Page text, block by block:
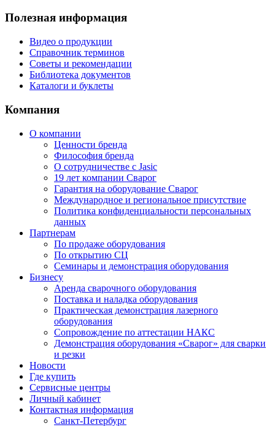
Полезная информация
Видео о продукции
Справочник терминов
Советы и рекомендации
Библиотека документов
Каталоги и буклеты
Компания
О компании
Ценности бренда
Философия бренда
О сотрудничестве с Jasic
19 лет компании Сварог
Гарантия на оборудование Сварог
Международное и региональное присутствие
Политика конфиденциальности персональных
данных
Партнерам
По продаже оборудования
По открытию СЦ
Семинары и демонстрация оборудования
Бизнесу
Аренда сварочного оборудования
Поставка и наладка оборудования
Практическая демонстрация лазерного
оборудования
Сопровождение по аттестации НАКС
Демонстрация оборудования «Сварог» для сварки
и резки
Новости
Где купить
Сервисные центры
Личный кабинет
Контактная информация
Санкт-Петербург